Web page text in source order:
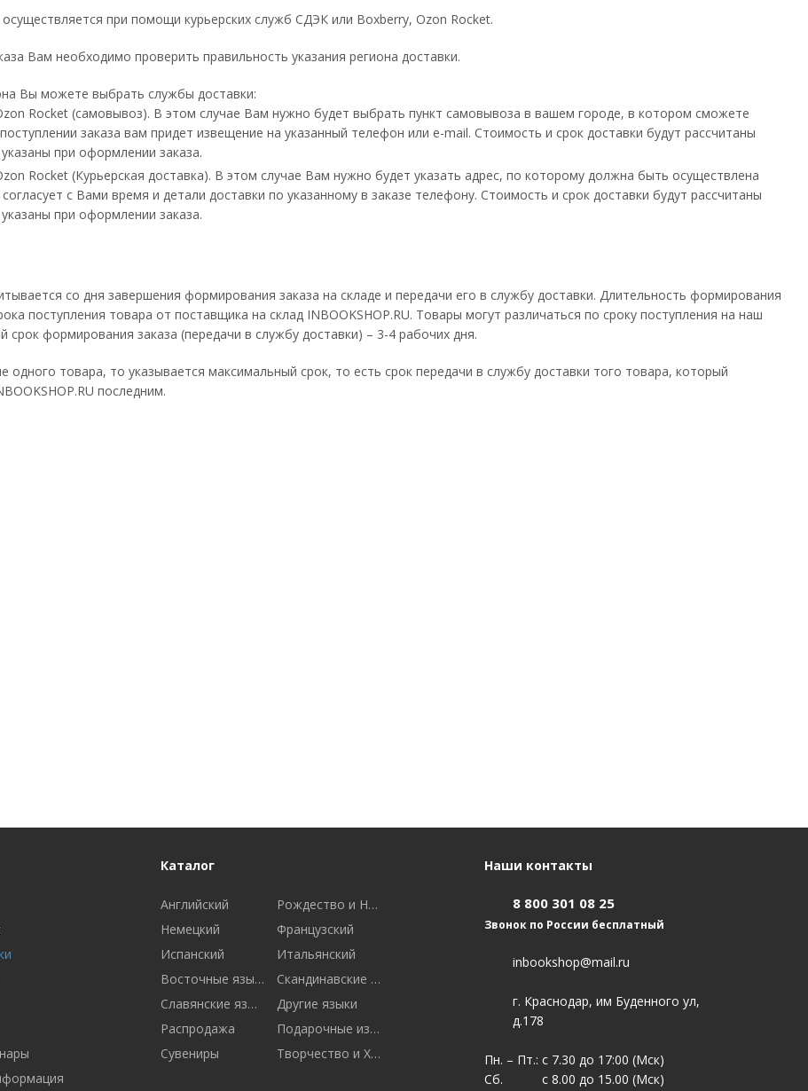
при помощи курьерских служб СДЭК или Boxberry, Ozon Rocket.
Вам необходимо проверить правильность указания региона доставки.
Вы можете выбрать службы доставки:
Rocket (самовывоз). В этом случае Вам нужно будет выбрать пункт самовывоза в вашем городе, в котором сможете
заказа вам придет извещение на указанный телефон или e-mail. Стоимость и срок доставки будут рассчитаны
при оформлении заказа.
Rocket (Курьерская доставка). В этом случае Вам нужно будет указать адрес, по которому должна быть осуществлена
с Вами время и детали доставки по указанному в заказе телефону. Стоимость и срок доставки будут рассчитаны
при оформлении заказа.
со дня завершения формирования заказа на складе и передачи его в службу доставки. Длительность формирования
поступления товара от поставщика на склад INBOOKSHOP.RU. Товары могут различаться по сроку поступления на наш
срок формирования заказа (передачи в службу доставки) – 3-4 рабочих дня.
одного товара, то указывается максимальный срок, то есть срок передачи в службу доставки того товара, который
последним.
Каталог
Английский
Рождество и Новый год
Немецкий
Французский
Испанский
Итальянский
Восточные языки
Скандинавские языки
Славянские языки
Другие языки
Распродажа
Подарочные издания
Сувениры
Творчество и Хобби
Наши контакты
8 800 301 08 25
Звонок по России бесплатный
inbookshop@mail.ru
г. Краснодар, им Буденного ул,
д.178
Пн. – Пт.: с 7.30 до 17:00 (Мск)
Сб. с 8.00 до 15.00 (Мск)